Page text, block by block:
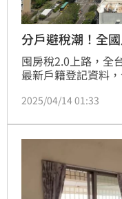
分戶避稅潮！全
囤房稅2.0上路，全
最新戶籍登記資料
超過44.5萬戶，年增
來到史上新低的
2025/04/14 01:33